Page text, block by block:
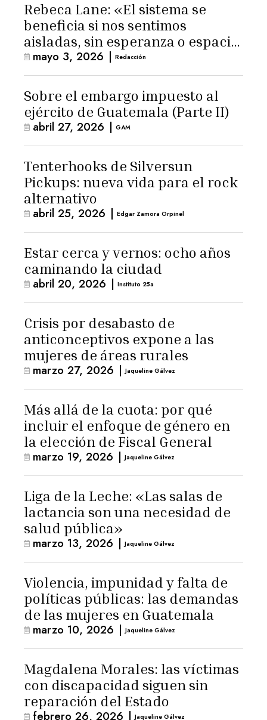
Rebeca Lane: «El sistema se
beneficia si nos sentimos
aisladas, sin esperanza o espacio
para la ternura»
mayo 3, 2026 | Redacción
Sobre el embargo impuesto al
ejército de Guatemala (Parte II)
abril 27, 2026 | GAM
Tenterhooks de Silversun
Pickups: nueva vida para el rock
alternativo
abril 25, 2026 | Edgar Zamora Orpinel
Estar cerca y vernos: ocho años
caminando la ciudad
abril 20, 2026 | Instituto 25a
Crisis por desabasto de
anticonceptivos expone a las
mujeres de áreas rurales
marzo 27, 2026 | Jaqueline Gálvez
Más allá de la cuota: por qué
incluir el enfoque de género en
la elección de Fiscal General
marzo 19, 2026 | Jaqueline Gálvez
Liga de la Leche: «Las salas de
lactancia son una necesidad de
salud pública»
marzo 13, 2026 | Jaqueline Gálvez
Violencia, impunidad y falta de
políticas públicas: las demandas
de las mujeres en Guatemala
marzo 10, 2026 | Jaqueline Gálvez
Magdalena Morales: las víctimas
con discapacidad siguen sin
reparación del Estado
febrero 26, 2026 | Jaqueline Gálvez